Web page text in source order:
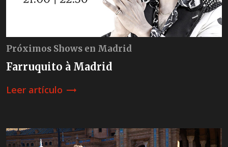
Próximos Shows en Madrid
Farruquito à Madrid
Leer artículo trending_flat